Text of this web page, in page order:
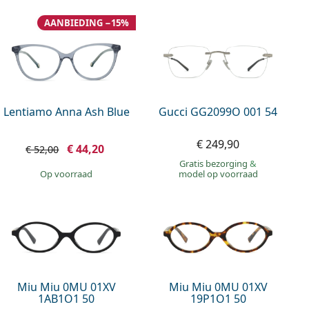
Lentiamo Anna Ash Blue
AANBIEDING −15%
€ 52,00 € 44,20
op voorraad
Gucci GG2099O 001 54
€ 249,90
Gratis bezorging&
model op voorraad
Miu Miu 0MU 01XV
1AB1O1 50
Miu Miu 0MU 01XV
19P1O1 50